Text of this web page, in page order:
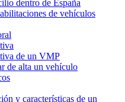
dentro de España
de vehículos
de un VMP
de alta un vehículo
y características de un